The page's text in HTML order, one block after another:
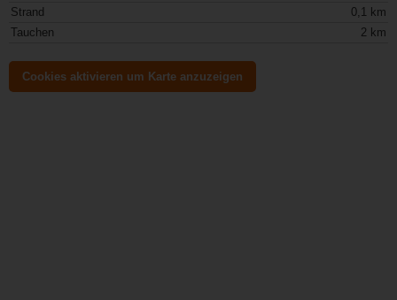
Strand
0,1 km
Tauchen
2 km
Cookies aktivieren um Karte anzuzeigen